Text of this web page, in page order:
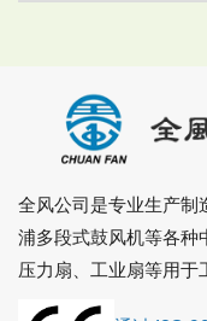
全风公司是专业生产制
浦多段式鼓风机等各种
压力扇、工业扇等用于